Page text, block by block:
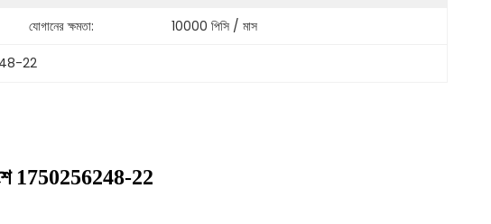
যোগানের ক্ষমতা: 10000 পিসি / মাস
22
1750256248-22